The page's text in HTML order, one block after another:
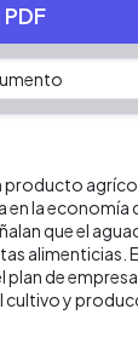
producto
la economía
que el
alimenticias.
plan de
cultivo y